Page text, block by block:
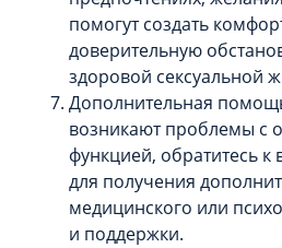
помогут создать
доверительную
здоровой сексуальной
Дополнительная
возникают проблемы с
функцией, обратитесь к
для получения
медицинского или
и поддержки.